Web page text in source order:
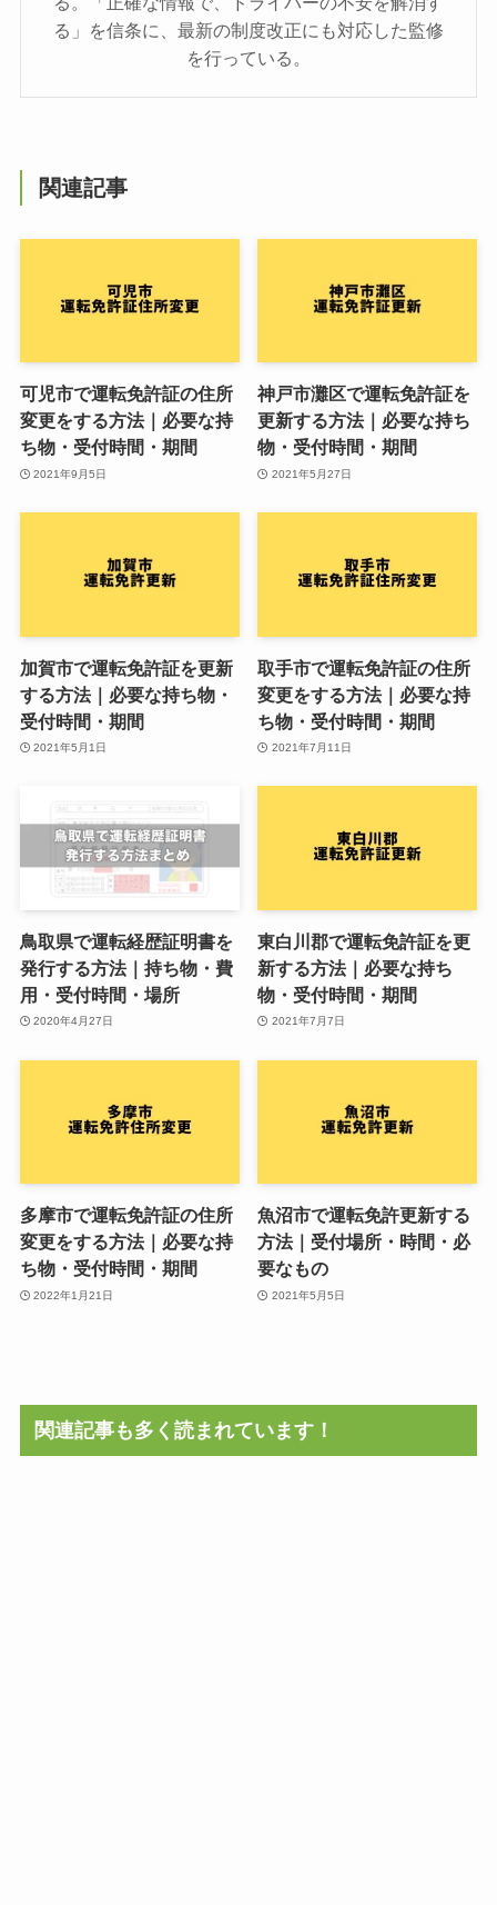
る」を信条に、最新の制度改正にも対応した監修
を行っている。
関連記事
可児市で運転免許証の住所
変更をする方法｜必要な持
ち物・受付時間・期間
2021年9月5日
神戸市灘区で運転免許証を
更新する方法｜必要な持ち
物・受付時間・期間
2021年5月27日
加賀市で運転免許証を更新
する方法｜必要な持ち物・
受付時間・期間
2021年5月1日
取手市で運転免許証の住所
変更をする方法｜必要な持
ち物・受付時間・期間
2021年7月11日
鳥取県で運転経歴証明書を
発行する方法｜持ち物・費
用・受付時間・場所
2020年4月27日
東白川郡で運転免許証を更
新する方法｜必要な持ち
物・受付時間・期間
2021年7月7日
多摩市で運転免許証の住所
変更をする方法｜必要な持
ち物・受付時間・期間
2022年1月21日
魚沼市で運転免許更新する
方法｜受付場所・時間・必
要なもの
2021年5月5日
関連記事も多く読まれています！